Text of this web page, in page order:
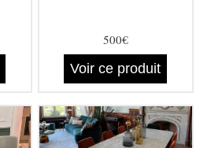
500€
Voir ce produit